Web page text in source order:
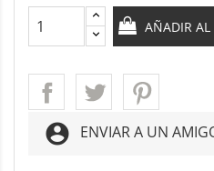
AÑADIR AL
account_circle ENVIAR A UN